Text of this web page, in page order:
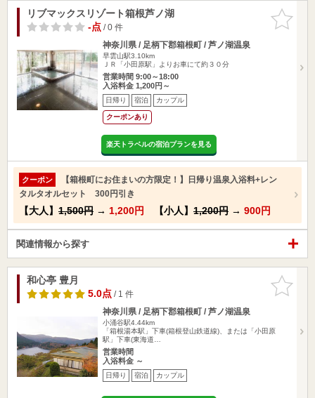
お気に入
りに追加
リブマックスリゾート箱根芦ノ湖
-点/ 0 件
神奈川県 / 足柄下郡箱根町 / 芦ノ湖温泉
早雲山駅3.10km
ＪＲ「小田原駅」よりお車にて約３０分
営業時間 9:00～18:00
入浴料金 1,200円～
日帰り 宿泊 カップル
クーポンあり
楽天トラベルの宿泊プランを見る
クーポン
【箱根町にお住まいの方限定！】日帰り温泉入浴料+レン
タルタオルセット 300円引き
【大人】 1,500円 → 1,200円 【小人】 1,200円 → 900円
関連情報から探す
お気に入
りに追加
和心亭 豊月
5.0点/ 1 件
神奈川県 / 足柄下郡箱根町 / 芦ノ湖温泉
小涌谷駅4.44km
「箱根湯本駅」下車(箱根登山鉄道線)、または「小田原
駅」下車(東海道…
営業時間
入浴料金 ～
日帰り 宿泊 カップル